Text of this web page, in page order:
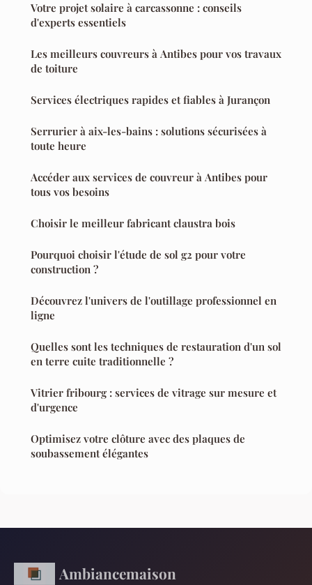
Votre projet solaire à carcassonne : conseils
d'experts essentiels
Les meilleurs couvreurs à Antibes pour vos travaux
de toiture
Services électriques rapides et fiables à Jurançon
Serrurier à aix-les-bains : solutions sécurisées à
toute heure
Accéder aux services de couvreur à Antibes pour
tous vos besoins
Choisir le meilleur fabricant claustra bois
Pourquoi choisir l'étude de sol g2 pour votre
construction ?
Découvrez l'univers de l'outillage professionnel en
ligne
Quelles sont les techniques de restauration d'un sol
en terre cuite traditionnelle ?
Vitrier fribourg : services de vitrage sur mesure et
d'urgence
Optimisez votre clôture avec des plaques de
soubassement élégantes
Ambiancemaison